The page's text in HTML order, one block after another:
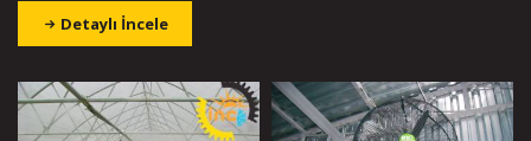
Detaylı İncele